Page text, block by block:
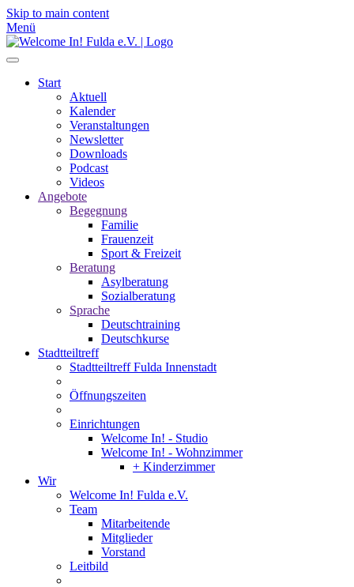
Skip to main content
Menü
Start
Aktuell
Kalender
Veranstaltungen
Newsletter
Downloads
Podcast
Videos
Angebote
Begegnung
Familie
Frauenzeit
Sport & Freizeit
Beratung
Asylberatung
Sozialberatung
Sprache
Deutschtraining
Deutschkurse
Stadtteiltreff
Stadtteiltreff Fulda Innenstadt
Öffnungszeiten
Einrichtungen
Welcome In! - Studio
Welcome In! - Wohnzimmer
+ Kinderzimmer
Wir
Welcome In! Fulda e.V.
Team
Mitarbeitende
Mitglieder
Vorstand
Leitbild